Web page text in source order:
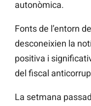
autonòmica.
Fonts de l’entorn
desconeixien la
positiva i
del fiscal
La setmana